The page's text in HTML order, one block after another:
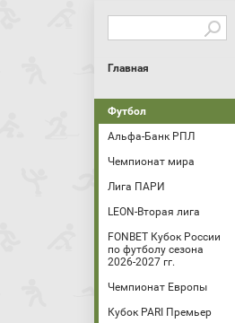
Главная
Футбол
Альфа-Банк РПЛ
Чемпионат мира
Лига ПАРИ
LEON-Вторая лига
FONBET Кубок России
по футболу сезона
2026-2027 гг.
Чемпионат Европы
Кубок PARI Премьер